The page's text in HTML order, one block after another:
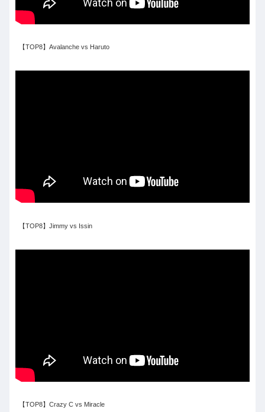
【TOP8】Avalanche vs Haruto
【TOP8】Jimmy vs Issin
【TOP8】Crazy C vs Miracle